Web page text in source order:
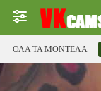
ΌΛΑ ΤΑ ΜΟΝΤΈΛΑ